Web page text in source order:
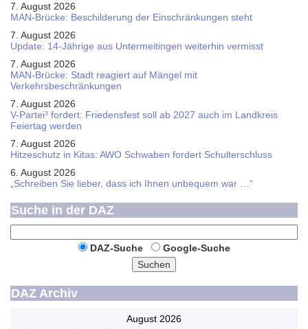
7. August 2026
MAN-Brücke: Beschilderung der Einschränkungen steht
7. August 2026
Update: 14-Jährige aus Untermeitingen weiterhin vermisst
7. August 2026
MAN-Brücke: Stadt reagiert auf Mängel mit
Verkehrsbeschränkungen
7. August 2026
V-Partei­³ fordert: Friedens­fest soll ab 2027 auch im Land­kreis
Feier­tag werden
7. August 2026
Hitzeschutz in Kitas: AWO Schwaben fordert Schulterschluss
6. August 2026
„Schreiben Sie lieber, dass ich Ihnen unbequem war …“
Suche in der DAZ
DAZ-Suche
Google-Suche
Suchen
DAZ Archiv
August 2026